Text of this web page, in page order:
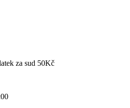
za sud 50Kč